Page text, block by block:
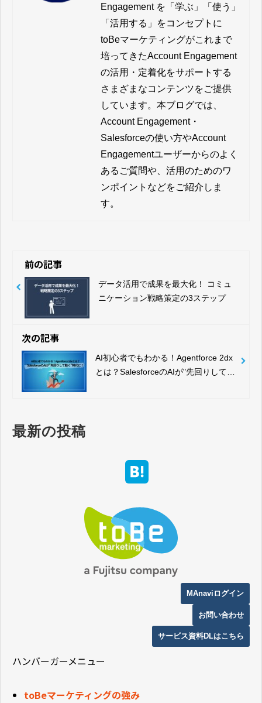
Engagement を「学ぶ」「使う」
「活用する」をコンセプトに
toBeマーケティングがこれまで
培ってきたAccount Engagement
の活用・定着化をサポートする
さまざまなコンテンツをご提供
しています。本ブログでは、
Account Engagement・
Salesforceの使い方やAccount
Engagementユーザーからのよく
あるご質問や、活用のためのワ
ンポイントなどをご紹介しま
す。
前の記事
データ活用で成果を最大化！ コミュ
ニケーション戦略策定の3ステップ
次の記事
AI初心者でもわかる！Agentforce 2dx
とは？SalesforceのAIが"先回りして動
最新の投稿
MAnaviログイン
お問い合わせ
サービス資料DLはこちら
ハンバーガーメニュー
toBeマーケティングの強み